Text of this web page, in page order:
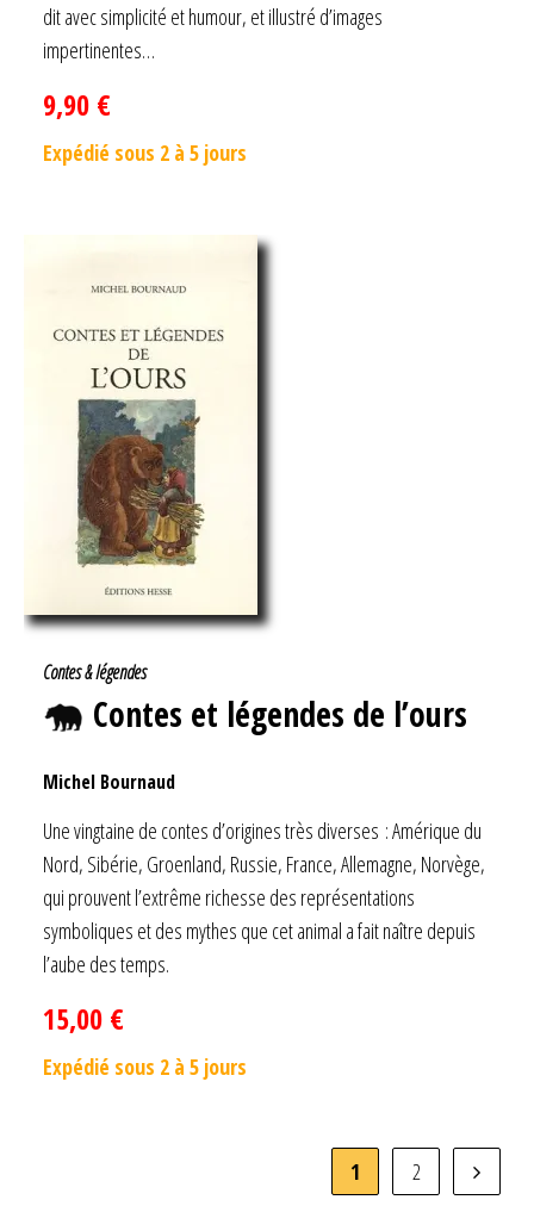
dit avec simplicité et humour, et illustré d’images
impertinentes…
9,90 €
Expédié sous 2 à 5 jours
Contes & légendes
Contes et légendes de l’ours
Michel Bournaud
Une vingtaine de contes d’origines très diverses : Amérique du
Nord, Sibérie, Groenland, Russie, France, Allemagne, Norvège,
qui prouvent l’extrême richesse des représentations
symboliques et des mythes que cet animal a fait naître depuis
l’aube des temps.
15,00 €
Expédié sous 2 à 5 jours
1 2